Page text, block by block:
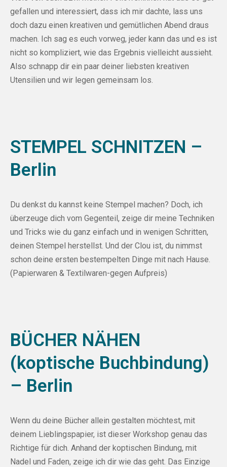
gefallen und interessiert, dass ich mir dachte, lass uns
doch dazu einen kreativen und gemütlichen Abend draus
machen. Ich sag es euch vorweg, jeder kann das und es ist
nicht so kompliziert, wie das Ergebnis vielleicht aussieht.
Also schnapp dir ein paar deiner liebsten kreativen
Utensilien und wir legen gemeinsam los.
STEMPEL SCHNITZEN –
Berlin
Du denkst du kannst keine Stempel machen? Doch, ich
überzeuge dich vom Gegenteil, zeige dir meine Techniken
und Tricks wie du ganz einfach und in wenigen Schritten,
deinen Stempel herstellst. Und der Clou ist, du nimmst
schon deine ersten bestempelten Dinge mit nach Hause.
(Papierwaren & Textilwaren-gegen Aufpreis)
BÜCHER NÄHEN
(koptische Buchbindung)
– Berlin
Wenn du deine Bücher allein gestalten möchtest, mit
deinem Lieblingspapier, ist dieser Workshop genau das
Richtige für dich. Anhand der koptischen Bindung, mit
Nadel und Faden, zeige ich dir wie das geht. Das Einzige